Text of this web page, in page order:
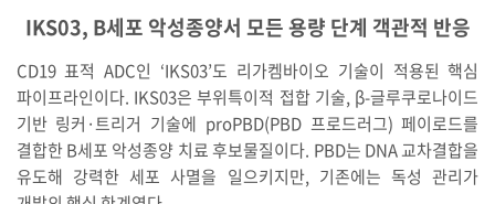
IKS03, B세포 악성종양서 모든 용량 단계 객관적 반응
CD19 표적 ADC인 ‘IKS03’도 리가켐바이오 기술이 적용된 핵심
파이프라인이다. IKS03은 부위특이적 접합 기술, β-글루쿠로나이드
기반 링커·트리거 기술에 proPBD(PBD 프로드러그) 페이로드를
결합한 B세포 악성종양 치료 후보물질이다. PBD는 DNA 교차결합을
유도해 강력한 세포 사멸을 일으키지만, 기존에는 독성 관리가